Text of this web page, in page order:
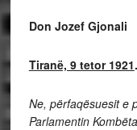
Don Jozef Gjonali
Tiranë, 9 tetor 1921.
Ne, përfaqësuesit e
Parlamentin